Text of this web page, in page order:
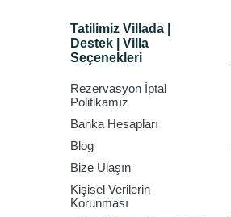
Tatilimiz Villada |
Destek | Villa
Seçenekleri
Rezervasyon İptal
Politikamız
Banka Hesapları
Blog
Bize Ulaşın
Kişisel Verilerin
Korunması